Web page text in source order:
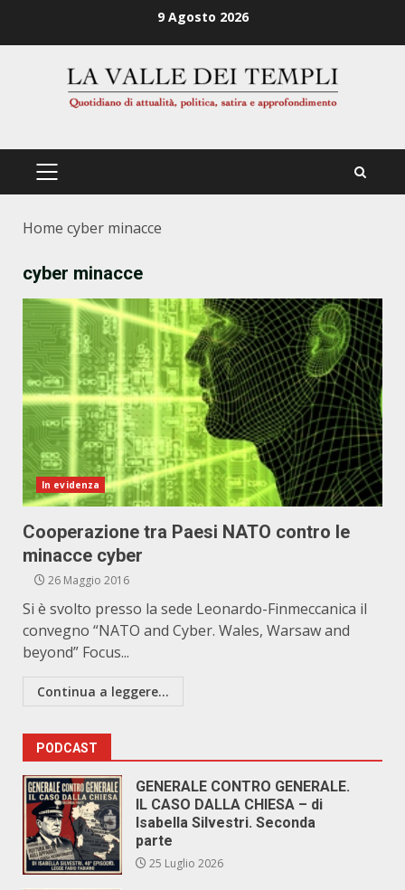
9 Agosto 2026
PRIMÄRES
Home cyber minacce
cyber minacce
In evidenza
Cooperazione tra Paesi NATO contro le
minacce cyber
26 Maggio 2016
Si è svolto presso la sede Leonardo-Finmeccanica il
convegno “NATO and Cyber. Wales, Warsaw and
beyond” Focus...
Continua a leggere...
PODCAST
GENERALE CONTRO GENERALE.
IL CASO DALLA CHIESA – di
Isabella Silvestri. Seconda
parte
25 Luglio 2026